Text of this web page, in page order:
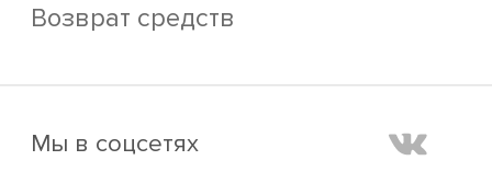
Возврат средств
Мы в соцсетях